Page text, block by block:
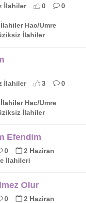
İlahiler 0
0
Hac/Umre
İlahiler
İlahiler 3
0
Hac/Umre
İlahiler
Efendim
0
2 Haziran
İlahileri
Olur
0
2 Haziran